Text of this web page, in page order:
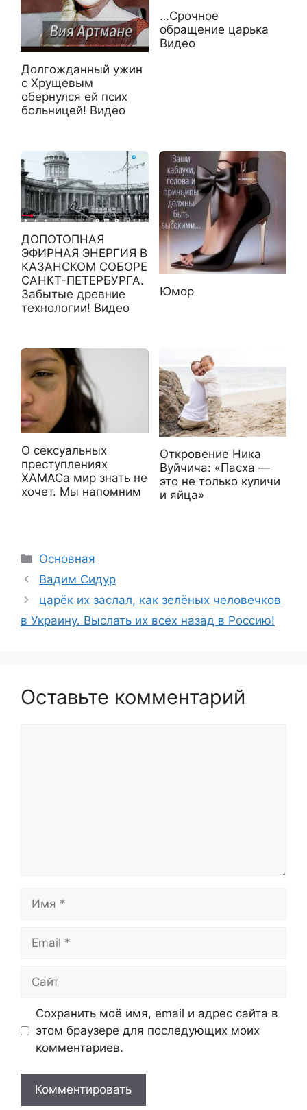
Долгожданный ужин
с Хрущевым
обернулся ей псих
больницей! Видео
…Срочное
обращение царька
Видео
ДОПОТОПНАЯ
ЭФИРНАЯ ЭНЕРГИЯ В
КАЗАНСКОМ СОБОРЕ
САНКТ-ПЕТЕРБУРГА.
Забытые древние
технологии! Видео
Юмор
О сексуальных
преступлениях
ХАМАСа мир знать не
хочет. Мы напомним
Откровение Ника
Вуйчича: «Пасха —
это не только куличи
и яйца»
Рубрики
Основная
Вадим Сидур
царёк их заслал, как зелёных человечков
в Украину. Выслать их всех назад в Россию!
Оставьте комментарий
Сохранить моё имя, email и адрес сайта в
этом браузере для последующих моих
комментариев.